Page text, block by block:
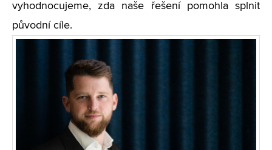
vyhodnocujeme, zda naše řešení pomohla splnit
původní cíle.